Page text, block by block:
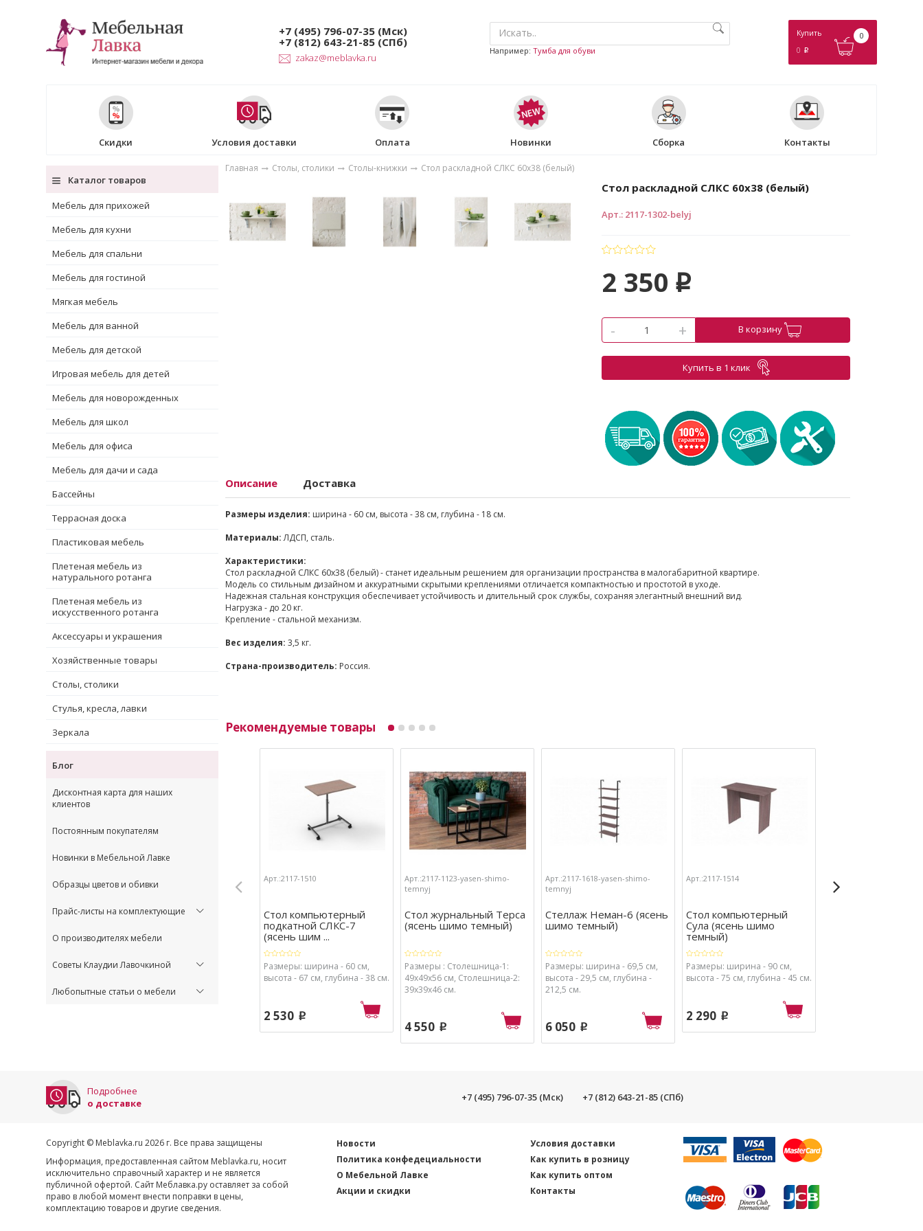
+7 (495) 796-07-35 (Мск)
+7 (812) 643-21-85 (СПб)
zakaz@meblavka.ru
Например: Тумба для обуви
Купить
0 p
0
Скидки Условия доставки Оплата Новинки Сборка Контакты
Каталог товаров
Мебель для прихожей
Мебель для кухни
Мебель для спальни
Мебель для гостиной
Мягкая мебель
Мебель для ванной
Мебель для детской
Игровая мебель для детей
Мебель для новорожденных
Мебель для школ
Мебель для офиса
Мебель для дачи и сада
Бассейны
Террасная доска
Пластиковая мебель
Плетеная мебель из
натурального ротанга
Плетеная мебель из
искусственного ротанга
Аксессуары и украшения
Хозяйственные товары
Столы, столики
Стулья, кресла, лавки
Зеркала
Блог
Дисконтная карта для наших
клиентов
Постоянным покупателям
Новинки в Мебельной Лавке
Образцы цветов и обивки
Прайс-листы на комплектующие
О производителях мебели
Советы Клаудии Лавочкиной
Любопытные статьи о мебели
Главная Столы, столики Столы-книжки Стол раскладной СЛКС 60х38 (белый)
Стол раскладной СЛКС 60х38 (белый)
Арт.: 2117-1302-belyj
2 350 p
- + В корзину
Купить в 1 клик
Описание Доставка
Размеры изделия: ширина - 60 см, высота - 38 см, глубина - 18 см.
Материалы:ЛДСП, сталь.
Характеристики:
Стол раскладной СЛКС 60х38 (белый) - станет идеальным решением для организации пространства в малогабаритной квартире.
Модель со стильным дизайном и аккуратными скрытыми креплениями отличается компактностью и простотой в уходе.
Надежная стальная конструкция обеспечивает устойчивость и длительный срок службы, сохраняя элегантный внешний вид.
Нагрузка - до 20 кг.
Крепление - стальной механизм.
Вес изделия: 3,5 кг.
Страна-производитель: Россия.
Рекомендуемые товары
Арт.:2117-1510
Стол компьютерный
подкатной СЛКС-7
(ясень шим ...
Размеры: ширина - 60 см,
высота - 67 см, глубина - 38 см.
2 530 p
Арт.:2117-1123-yasen-shimo-
temnyj
Стол журнальный Терса
(ясень шимо темный)
Размеры : Столешница-1:
49х49х56 см, Столешница-2:
39х39х46 см.
4 550 p
Арт.:2117-1618-yasen-shimo-
temnyj
Стеллаж Неман-6 (ясень
шимо темный)
Размеры: ширина - 69,5 см,
высота - 29,5 см, глубина -
212,5 см.
6 050 p
Арт.:2117-1514
Стол компьютерный
Сула (ясень шимо
темный)
Размеры: ширина - 90 см,
высота - 75 см, глубина - 45 см.
2 290 p
temnyj
Подробнее
о доставке
+7 (495) 796-07-35 (Мск) +7 (812) 643-21-85 (СПб)
Copyright © Meblavka.ru 2026 г. Все права защищены
Информация, предоставленная сайтом Meblavka.ru, носит
исключительно справочный характер и не является
публичной офертой. Сайт Меблавка.ру оставляет за собой
право в любой момент внести поправки в цены,
комплектацию товаров и другие сведения.
Новости
Политика конфедециальности
О Мебельной Лавке
Акции и скидки
Условия доставки
Как купить в розницу
Как купить оптом
Контакты